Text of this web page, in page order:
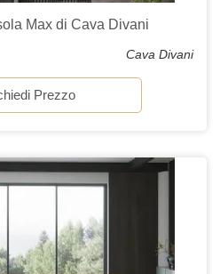
Max di Cava Divani
Cava Divani
Prezzo